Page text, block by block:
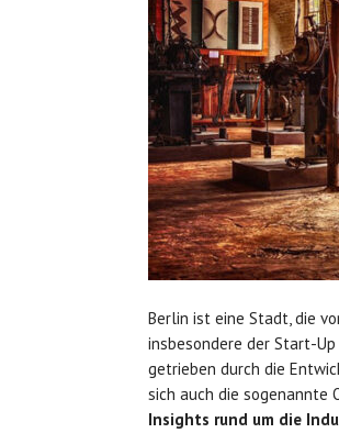
Berlin ist eine Stadt, die
insbesondere der Start-
getrieben durch die
sich auch die sogenannte
Insights rund um die